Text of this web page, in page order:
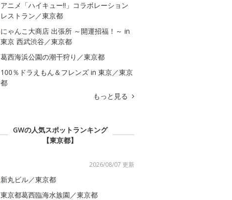
アニメ「ハイキュー!!」コラボレーション
レストラン／東京都
にゃんこ大商店 出張所 ～開運招福！～ in
東京 西武渋谷／東京都
葛西海浜公園の潮干狩り／東京都
100％ドラえもん＆フレンズ in 東京／東京
都
もっと見る
GWの人気スポットランキング
【東京都】
2026/08/07 更新
新丸ビル／東京都
東京都葛西臨海水族園／東京都